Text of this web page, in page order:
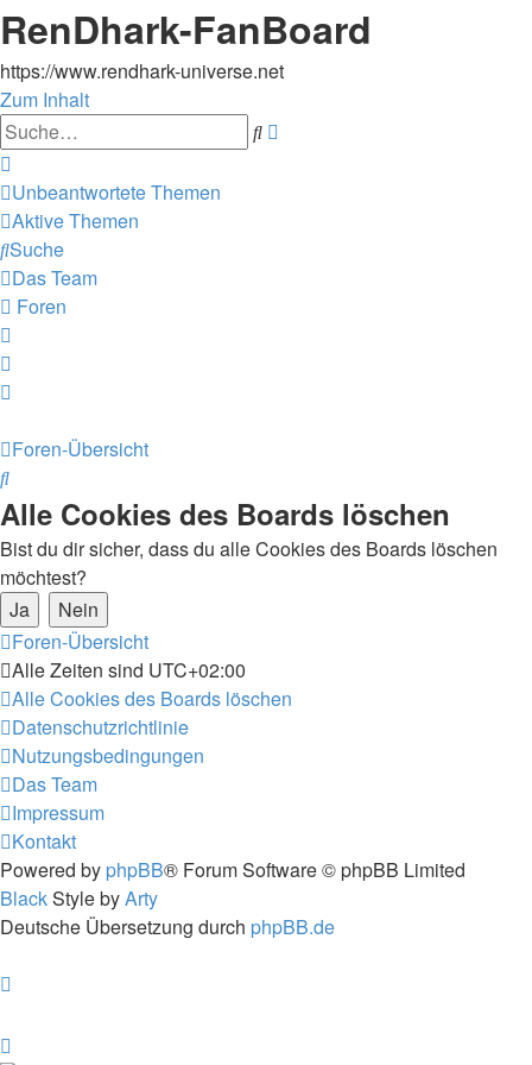
RenDhark-FanBoard
https://www.rendhark-universe.net
Zum Inhalt
Suche
Unbeantwortete Themen
Aktive Themen
Suche
Das Team
Foren
Foren-Übersicht
Suche
Alle Cookies des Boards löschen
Bist du dir sicher, dass du alle Cookies des Boards löschen
möchtest?
Foren-Übersicht
Alle Zeiten sind UTC+02:00
Alle Cookies des Boards löschen
Datenschutzrichtlinie
Nutzungsbedingungen
Das Team
Impressum
Kontakt
Powered by phpBB® Forum Software © phpBB Limited
BlackStyle byArty
Deutsche Übersetzung durch phpBB.de